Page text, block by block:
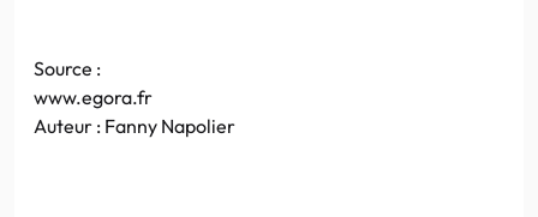
Source :
www.egora.fr
Auteur : Fanny Napolier